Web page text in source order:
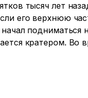
тысяч лет
его верхнюю
кратером. Во